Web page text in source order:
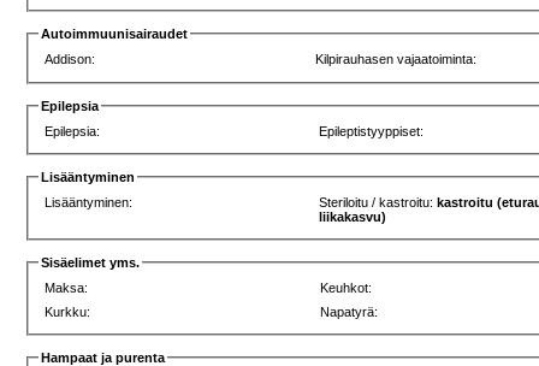
Autoimmuunisairaudet
Addison:
Kilpirauhasen vajaatoiminta:
Epilepsia
Epilepsia:
Epileptistyyppiset:
Lisääntyminen
Lisääntyminen:
Steriloitu / kastroitu:kastroitu
liikakasvu)
Sisäelimet yms.
Maksa:
Keuhkot:
Kurkku:
Napatyrä:
Hampaat ja purenta